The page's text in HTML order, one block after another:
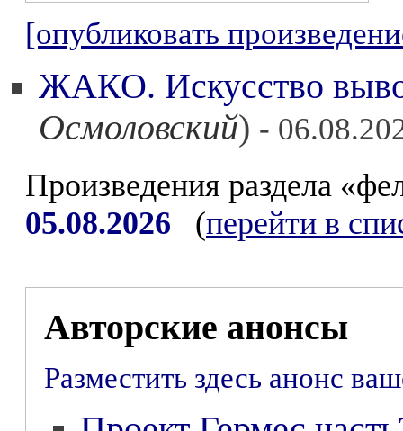
[опубликовать
ЖАКО. Искусство
Осмоловский) -
Произведения раздела
05.08.2026 (перейти в
Авторские анонсы
Разместить здесь анонс